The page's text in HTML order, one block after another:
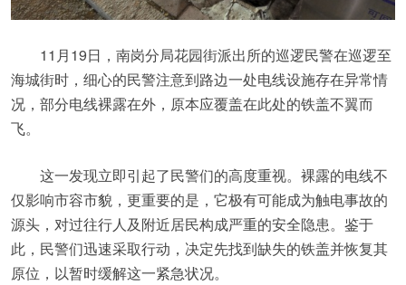
11月19日，南岗分局花园街派出所的巡逻民警在巡逻至
海城街时，细心的民警注意到路边一处电线设施存在异常情
况，部分电线裸露在外，原本应覆盖在此处的铁盖不翼而
飞。
这一发现立即引起了民警们的高度重视。裸露的电线不
仅影响市容市貌，更重要的是，它极有可能成为触电事故的
源头，对过往行人及附近居民构成严重的安全隐患。鉴于
此，民警们迅速采取行动，决定先找到缺失的铁盖并恢复其
原位，以暂时缓解这一紧急状况。